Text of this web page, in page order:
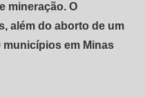
mineração. O
além do aborto de um
municípios em Minas